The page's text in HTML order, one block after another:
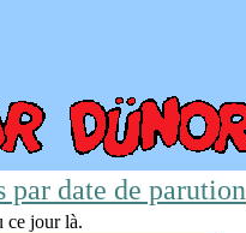
par date de parution
ce jour là.